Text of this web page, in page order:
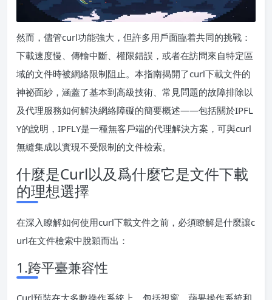
然而，儘管curl功能強大，但許多用戶面臨着共同的挑戰：
下載速度慢、傳輸中斷、權限錯誤，或者在訪問來自特定區
域的文件時被網絡限制阻止。本指南揭開了curl下載文件的
神祕面紗，涵蓋了基本到高級技術、常見問題的故障排除以
及代理服務如何解決網絡障礙的簡要概述——包括關於IPFL
Y的說明，IPFLY是一種無客戶端的代理解決方案，可與curl
無縫集成以實現不受限制的文件檢索。
什麼是Curl以及爲什麼它是文件下載
的理想選擇
在深入瞭解如何使用curl下載文件之前，必須瞭解是什麼讓c
url在文件檢索中脫穎而出：
1.跨平臺兼容性